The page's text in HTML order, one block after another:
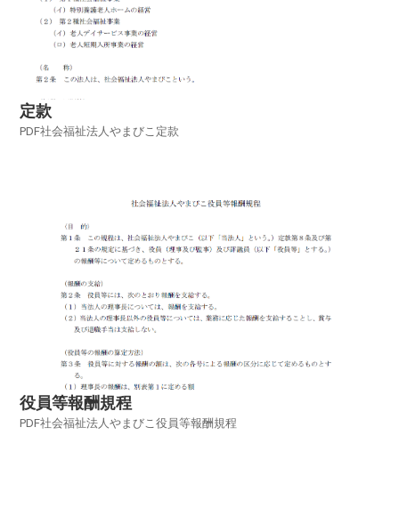
定款
PDF社会福祉法人やまびこ定款
役員等報酬規程
PDF社会福祉法人やまびこ役員等報酬規程